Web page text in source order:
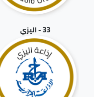
33 - اليزي